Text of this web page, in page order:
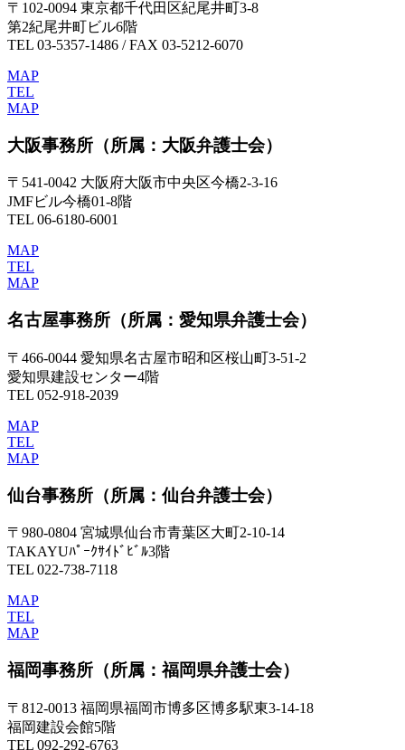
〒102-0094 東京都千代田区紀尾井町3-8
第2紀尾井町ビル6階
TEL 03-5357-1486 / FAX 03-5212-6070
MAP
TEL
MAP
大阪事務所 （所属：大阪弁護士会）
〒541-0042 大阪府大阪市中央区今橋2-3-16
JMFビル今橋01-8階
TEL 06-6180-6001
MAP
TEL
MAP
名古屋事務所 （所属：愛知県弁護士会）
〒466-0044 愛知県名古屋市昭和区桜山町3-51-2
愛知県建設センター4階
TEL 052-918-2039
MAP
TEL
MAP
仙台事務所 （所属：仙台弁護士会）
〒980-0804 宮城県仙台市青葉区大町2-10-14
TAKAYUﾊﾟｰｸｻｲﾄﾞﾋﾞﾙ3階
TEL 022-738-7118
MAP
TEL
MAP
福岡事務所 （所属：福岡県弁護士会）
〒812-0013 福岡県福岡市博多区博多駅東3-14-18
福岡建設会館5階
TEL 092-292-6763